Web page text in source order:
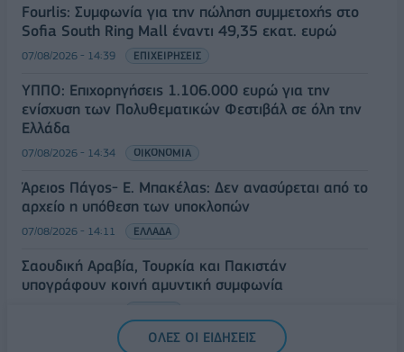
Fourlis: Συμφωνία για την πώληση συμμετοχής στο
Sofia South Ring Mall έναντι 49,35 εκατ. ευρώ
07/08/2026 - 14:39 ΕΠΙΧΕΙΡΗΣΕΙΣ
ΥΠΠΟ: Επιχορηγήσεις 1.106.000 ευρώ για την
ενίσχυση των Πολυθεματικών Φεστιβάλ σε όλη την
Ελλάδα
07/08/2026 - 14:34 ΟΙΚΟΝΟΜΙΑ
Άρειος Πάγος- Ε. Μπακέλας: Δεν ανασύρεται από το
αρχείο η υπόθεση των υποκλοπών
07/08/2026 - 14:11 ΕΛΛΑΔΑ
Σαουδική Αραβία, Τουρκία και Πακιστάν
υπογράφουν κοινή αμυντική συμφωνία
ΟΛΕΣ ΟΙ ΕΙΔΗΣΕΙΣ